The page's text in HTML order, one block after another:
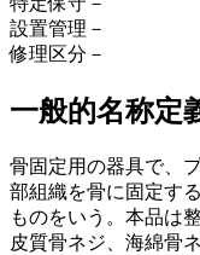
設置管理 －
修理区分 －
一般的名称定
骨固定用の器具で、
部組織を骨に固定す
ものをいう。本品は
皮質骨ネジ、海綿骨